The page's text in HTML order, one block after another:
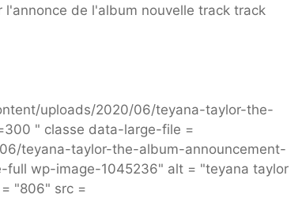
de l'album nouvelle track track
uploads/2020/06/teyana-taylor-the-
" classe data-large-file =
teyana-taylor-the-album-announcement-
full wp-image-1045236" alt = "teyana taylor
"806" src =